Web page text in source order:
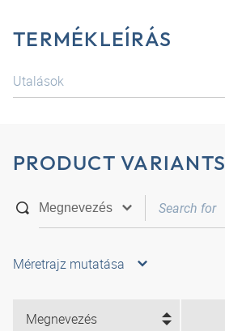
TERMÉKLEÍRÁS
Utalások
PRODUCT VARIANTS
Méretrajz mutatása
Megnevezés